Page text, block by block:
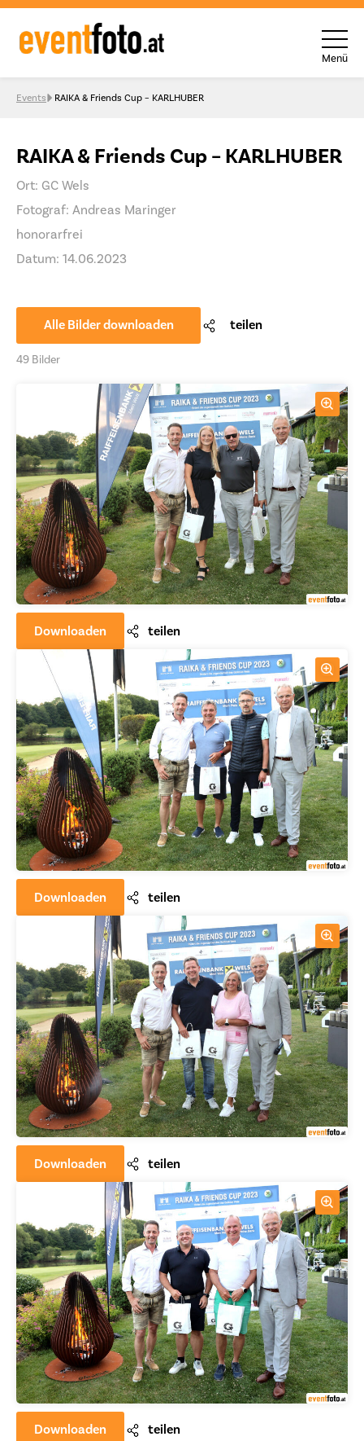
Skip to content
Menü
Events RAIKA & Friends Cup – KARLHUBER
RAIKA & Friends Cup – KARLHUBER
Ort: GC Wels
Fotograf: Andreas Maringer
honorarfrei
Datum: 14.06.2023
Alle Bilder downloaden teilen
49 Bilder
Downloaden teilen
Downloaden teilen
Downloaden teilen
Downloaden teilen